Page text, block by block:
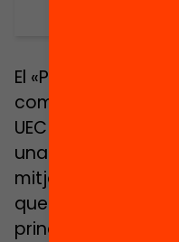
El «Projecte
comunitat»,
UEC Esclat de 4t
una situació real
mitjançant una
que beneficiïn a
principal és